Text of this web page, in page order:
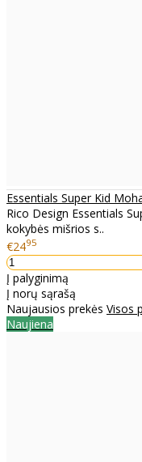
Essentials Super Kid
Rico Design Essentials
kokybės mišrios s..
€2495
Į palyginimą
Į norų sąrašą
Naujausios prekės Visos
Naujiena